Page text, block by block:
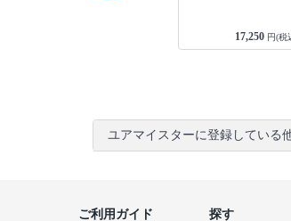
17,250 円(税
ユアマイスターに登録している
探す
ご利用ガイド